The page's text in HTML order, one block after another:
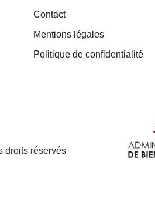
Contact
Mentions légales
Politique de confidentialité
droits réservés